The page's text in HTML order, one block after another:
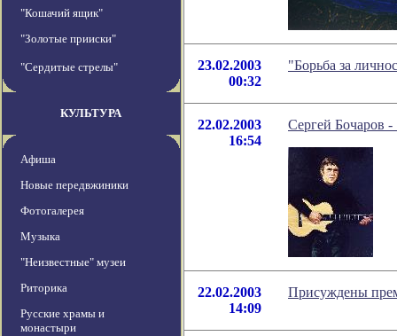
"Кошачий ящик"
"Золотые прииски"
"Сердитые стрелы"
КУЛЬТУРА
Афиша
Новые передвжиники
Фотогалерея
Музыка
"Неизвестные" музеи
Риторика
Русские храмы и
монастыри
23.02.2003
00:32
"Борьба за
22.02.2003
16:54
Сергей Бочаров
22.02.2003
14:09
Присуждены